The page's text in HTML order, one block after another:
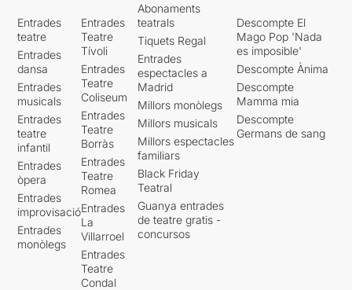
Entrades
teatre
Entrades
dansa
Entrades
musicals
Entrades
teatre
infantil
Entrades
òpera
Entrades
improvisació
Entrades
monòlegs
Entrades
Teatre
Tívoli
Entrades
Teatre
Coliseum
Entrades
Teatre
Borràs
Entrades
Teatre
Romea
Entrades
La
Villarroel
Entrades
Teatre
Condal
Abonaments
teatrals
Tiquets Regal
Entrades
espectacles a
Madrid
Millors monòlegs
Millors musicals
Millors espectacles
familiars
Black Friday
Teatral
Guanya entrades
de teatre gratis -
concursos
Descompte El
Mago Pop 'Nada
es imposible'
Descompte Ànima
Descompte
Mamma mia
Descompte
Germans de sang